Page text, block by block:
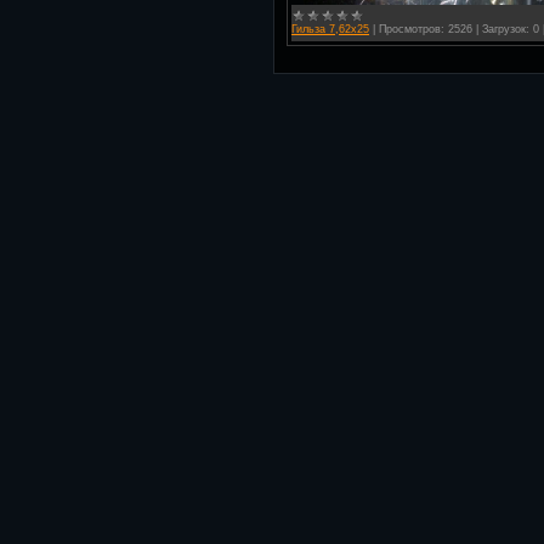
Гильза 7,62х25 Просмотров: 2526 Загрузок: 0